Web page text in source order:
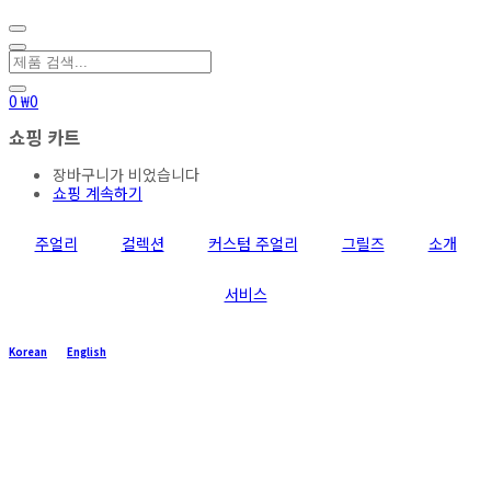
0 ₩0
쇼핑 카트
장바구니가 비었습니다
쇼핑 계속하기
주얼리 컬렉션 커스텀 주얼리 그릴즈 소개
서비스
Korean English